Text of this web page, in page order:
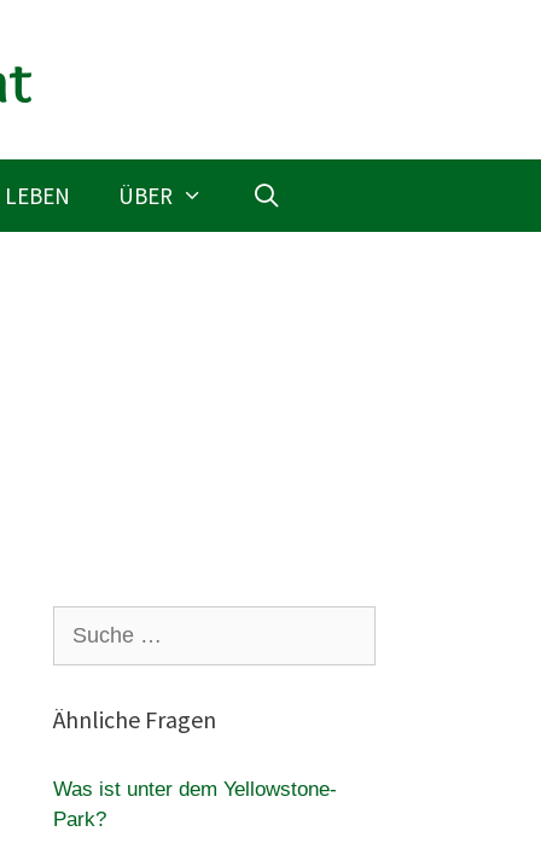
ÜBER
nach:
Ähnliche Fragen
Was ist unter dem Yellowstone-
Park?